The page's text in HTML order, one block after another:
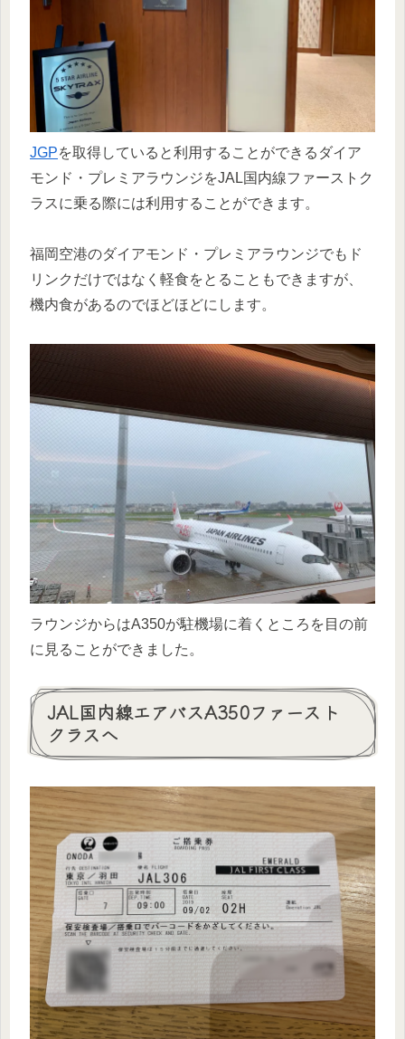
JGPを取得していると利用することができるダイア
モンド・プレミアラウンジをJAL国内線ファーストク
ラスに乗る際には利用することができます。
福岡空港のダイアモンド・プレミアラウンジでもド
リンクだけではなく軽食をとることもできますが、
機内食があるのでほどほどにします。
ラウンジからはA350が駐機場に着くところを目の前
に見ることができました。
JAL国内線エアバスA350ファースト
クラスへ